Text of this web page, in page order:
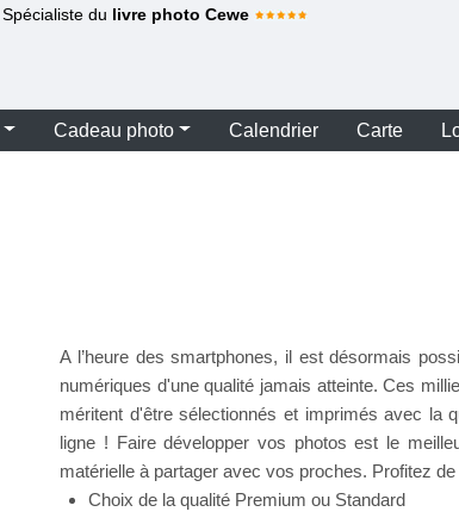
. Spécialiste du livre photo Cewe
Cadeau photo Calendrier Carte
A l’heure des smartphones, il est désormais
numériques d'une qualité jamais atteinte. Ces
méritent d'être sélectionnés et imprimés avec la
ligne ! Faire développer vos photos est le
matérielle à partager avec vos proches. Profitez
Choix de la qualité Premium ou Standard